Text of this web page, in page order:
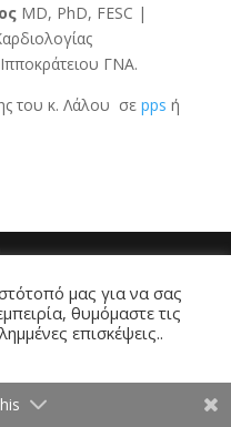
MD, PhD, FESC |
ΓΝΑ.
του κ. Λάλου σε pps ή
2020
μας για να σας
θυμόμαστε τις
επισκέψεις..